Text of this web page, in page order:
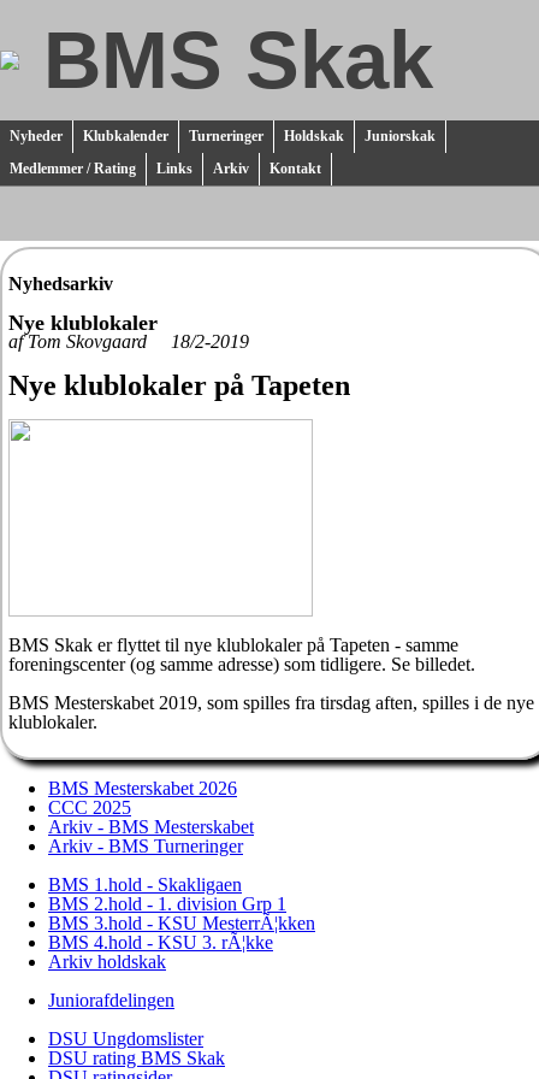
BMS Skak
Nyheder Klubkalender Turneringer Holdskak
Juniorskak
Medlemmer / Rating
Links Arkiv Kontakt
Nyhedsarkiv
Nye klublokaler
af Tom Skovgaard 18/2-2019
Nye klublokaler på Tapeten
BMS Skak er flyttet til nye klublokaler på Tapeten - samme
foreningscenter (og samme adresse) som tidligere. Se billedet.
BMS Mesterskabet 2019, som spilles fra tirsdag aften, spilles i de nye
klublokaler.
BMS Mesterskabet 2026
CCC 2025
Arkiv - BMS Mesterskabet
Arkiv - BMS Turneringer
BMS 1.hold - Skakligaen
BMS 2.hold - 1. division Grp 1
BMS 3.hold - KSU MesterrÃ¦kken
BMS 4.hold - KSU 3. rÃ¦kke
Arkiv holdskak
Juniorafdelingen
DSU Ungdomslister
DSU rating BMS Skak